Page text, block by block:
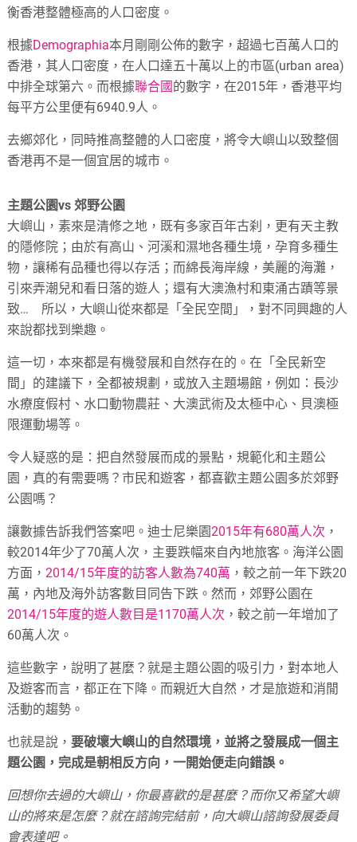
衡香港整體極高的人口密度。
根據Demographia本月剛剛公佈的數字，超過七百萬人口的
香港，其人口密度，在人口達五十萬以上的市區(urban area)
中排全球第六。而根據聯合國的數字，在2015年，香港平均
每平方公里便有6940.9人。
去鄉郊化，同時推高整體的人口密度，將令大嶼山以致整個
香港再不是一個宜居的城市。
主題公園vs郊野公園
大嶼山，素來是清修之地，既有多家百年古刹，更有天主教
的隱修院；由於有高山、河溪和濕地各種生境，孕育多種生
物，讓稀有品種也得以存活；而綿長海岸線，美麗的海灘，
引來弄潮兒和看日落的遊人；還有大澳漁村和東涌古蹟等景
致… 所以，大嶼山從來都是「全民空間」，對不同興趣的人
來說都找到樂趣。
這一切，本來都是有機發展和自然存在的。在「全民新空
間」的建議下，全都被規劃，或放入主題場館，例如：長沙
水療度假村、水口動物農莊、大澳武術及太極中心、貝澳極
限運動場等。
令人疑惑的是：把自然發展而成的景點，規範化和主題公
園，真的有需要嗎？市民和遊客，都喜歡主題公園多於郊野
公園嗎？
讓數據告訴我們答案吧。迪士尼樂園2015年有680萬人次 ，
較2014年少了70萬人次，主要跌幅來自內地旅客。海洋公園
方面，2014/15年度的訪客人數為740萬 ，較之前一年下跌20
萬，內地及海外訪客數目同告下跌。然而，郊野公園在
2014/15年度的遊人數目是1170萬人次 ，較之前一年增加了
60萬人次。
這些數字，說明了甚麼？就是主題公園的吸引力，對本地人
及遊客而言，都正在下降。而親近大自然，才是旅遊和消閒
活動的趨勢。
也就是說，要破壞大嶼山的自然環境，並將之發展成一個主
題公園，完成是朝相反方向，一開始便走向錯誤。
回想你去過的大嶼山，你最喜歡的是甚麼？而你又希望大嶼
山的將來是怎麼？就在諮詢完結前，向大嶼山諮詢發展委員
會表達吧。